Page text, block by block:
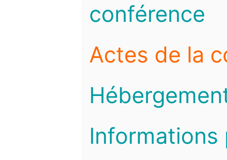
conférence
Actes de la
Informations